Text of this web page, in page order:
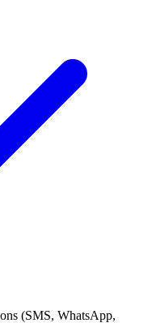
(SMS, WhatsApp,